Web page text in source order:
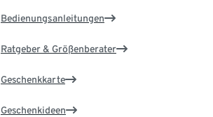
Bedienungsanleitungen
Ratgeber & Größenberater
Geschenkkarte
Geschenkideen